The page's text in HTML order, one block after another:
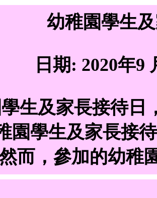
幼稚園學生
日期: 2020年9
生及家長接待
園學生及家長接
而，參加的幼稚